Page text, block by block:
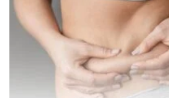
bằng
GLP-
có
cần